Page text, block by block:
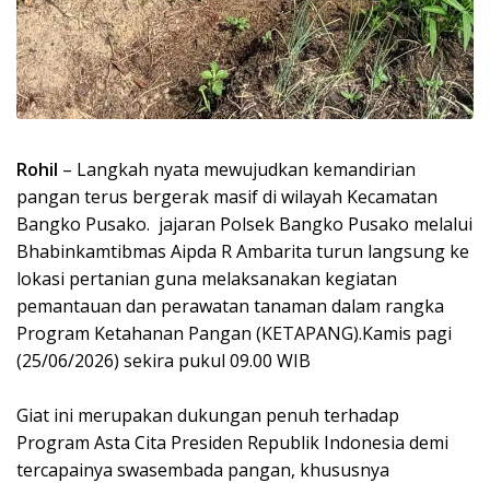
Rohil – Langkah nyata mewujudkan kemandirian
pangan terus bergerak masif di wilayah Kecamatan
Bangko Pusako. jajaran Polsek Bangko Pusako melalui
Bhabinkamtibmas Aipda R Ambarita turun langsung ke
lokasi pertanian guna melaksanakan kegiatan
pemantauan dan perawatan tanaman dalam rangka
Program Ketahanan Pangan (KETAPANG).Kamis pagi
(25/06/2026) sekira pukul 09.00 WIB
Giat ini merupakan dukungan penuh terhadap
Program Asta Cita Presiden Republik Indonesia demi
tercapainya swasembada pangan, khususnya